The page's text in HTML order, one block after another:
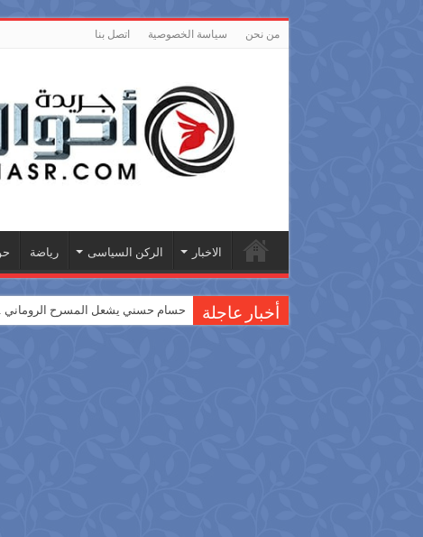
من نحن سياسة الخصوصية اتصل بنا
الاخبار الركن السياسى رياضة
أخبار عاجلة حسام حسني يشعل المسرح الروماني